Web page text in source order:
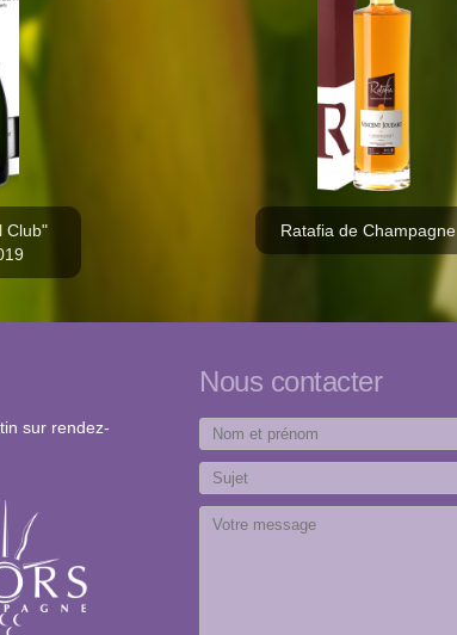
Club"
Ratafia de Champagne
sur rendez-
Nous contacter